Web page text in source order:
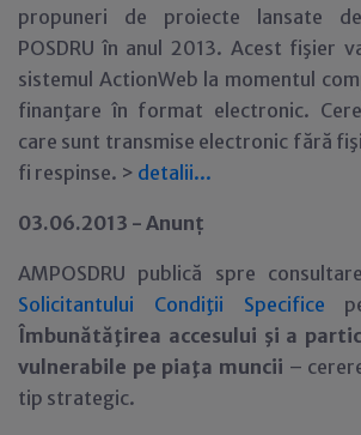
propuneri de proiecte lansate de
POSDRU în anul 2013. Acest fişier
sistemul ActionWeb la momentul
finanţare în format electronic.
care sunt transmise electronic fără
fi respinse. > detalii...
03.06.2013 - Anunţ
AMPOSDRU publică spre
Solicitantului Condiţii Specifice
Îmbunătăţirea accesului şi a
vulnerabile pe piaţa muncii –
tip strategic.